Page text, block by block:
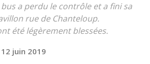
a perdu le contrôle et a fini sa
rue de Chanteloup.
été légèrement blessées.
12 juin 2019